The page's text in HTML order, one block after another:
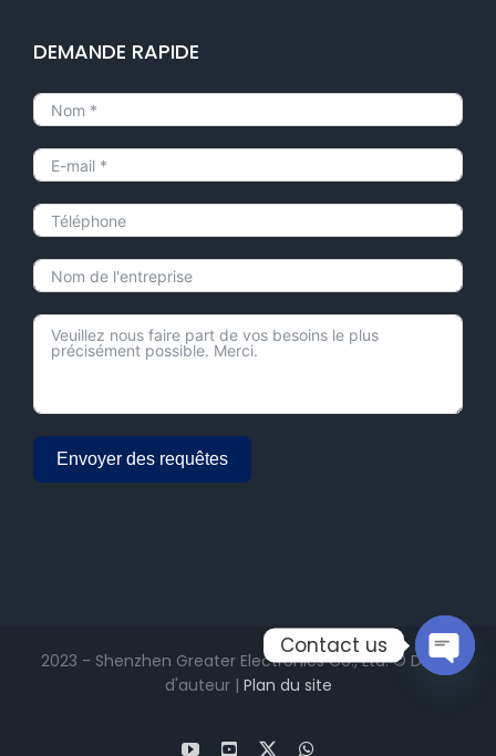
DEMANDE RAPIDE
Envoyer des requêtes
2023 - Shenzhen Greater Electronics Co., Ltd. © Droits
d'auteur | Plan du site
YouTubeFacebook
Contact us